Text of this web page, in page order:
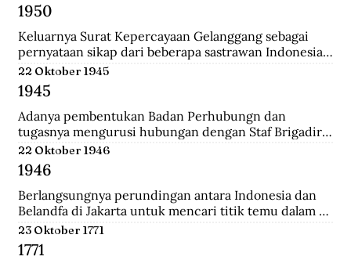
1950
Keluarnya Surat Kepercayaan Gelanggang sebagai
pernyataan sikap dari beberapa sastrawan Indonesia
yang menginginkan untuk menjaga kebudayaan
Indonesia diantaranya Asrul Sani dan Rivai Apin.
Sehingga revolusi harus mempunyai nilai baru yang
bisa menjadi kebudayaan rayat dengan sifatnya
sendiri.
22 Oktober 1945
1945
Adanya pembentukan Badan Perhubungn dan
tugasnya mengurusi hubungan dengan Staf Brigadir
Jenderal N Mac Donalnd, Komandan Brigade Infanteri
India ke 37 yang menjadi penguasa tertinggi di
Bandung. Melalui badan ini, Inggris meminta
Indonesia sepakat mengumpulkan seluruh
persenjataan untuk diserahakan kepadanya namun
ditolak dengan semangat revolusi.
22 Oktober 1946
1946
Berlangsungnya perundingan antara Indonesia dan
Belandfa di Jakarta untuk mencari titik temu dalam
penyelesaian masalah kedua negara. Namun gagal dan
dilanjutkan pada perundingan Linggarjati di Cirebon.
23 Oktober 1771
1771